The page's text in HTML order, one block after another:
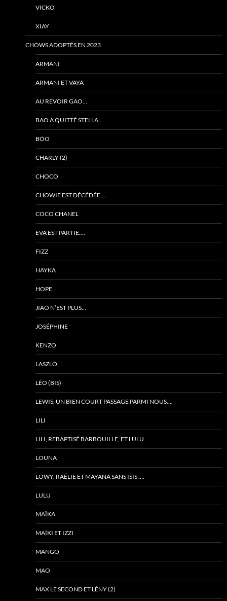
VICKO
XIAY
CHOWS ADOPTÉS EN 2023
ARMANI
ARMANI ET VAYA
AU REVOIR GAO…
BAO A QUITTÉ STELLA…
BÔO
CHARLY (2)
CHOCO
CHOWIE EST DÉCÉDÉE….
COCO CHANEL
EVA EST PARTIE….
FIZZ
HAYKA
HOPE
JIAO N’EST PLUS…
JOSÉPHINE
KENZO
LASZLO
LÉO (BIS)
LEWIS, UN BIEN COURT PASSAGE PARMI NOUS….
LILI
LILI, REBAPTISÉ BARBOUILLE, ET LULU
LOUNA
LOWY, RAÉLIE ET MAYANA SANS ISIS ….
LULU
MAÏKA
MAÏKI ET IZZI
MANGO
MAO
MAX LE SECOND ET LÉNY (2)